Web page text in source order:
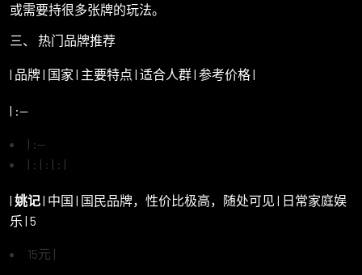
或需要持很多张牌的玩法。
三、 热门品牌推荐
| 品牌 | 国家 | 主要特点 | 适合人群 | 参考价格 |
| :--
| :--
| : | : | : |
| 姚记| 中国 | 国民品牌，性价比极高，随处可见 | 日常家庭娱
乐 | 5
15元 |